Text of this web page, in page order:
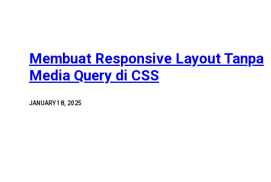
Membuat Responsive Layout Tanpa
Media Query di CSS
JANUARY 18, 2025